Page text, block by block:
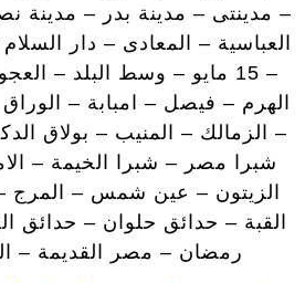
– مدينتى – مدينة بدر – مدينة
العباسية – المعادى – دار
– 15 مايو – وسط البلد –
الهرم – فيصل – امبابة –
– الزمالك – المنيب – بولاق
شبرا مصر – شبرا الخيمة –
الزيتون – عين شمس –
القبة – حدائق حلوان – حدائق
رمضان – مصر القديمة –